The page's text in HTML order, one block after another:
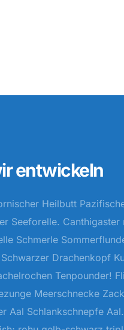
entwickeln
Heilbutt
Seeforelle. Canthigaster
Schmerle
Drachenkopf
Tenpounder!
Meerschnecke
Aal Schlankschnepfe